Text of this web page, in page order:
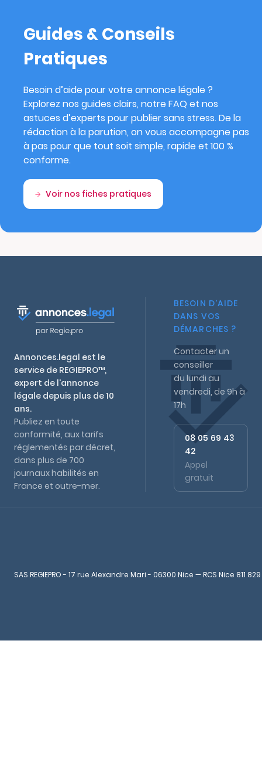
Guides & Conseils
Pratiques
Besoin d’aide pour votre annonce légale ?
Explorez nos guides clairs, notre FAQ et nos
astuces d’experts pour publier sans stress. De la
rédaction à la parution, on vous accompagne pas
à pas pour que tout soit simple, rapide et 100 %
conforme.
Voir nos fiches pratiques
Annonces.legal est le
service de REGIEPRO™,
expert de l'annonce
légale depuis plus de 10
ans.
Publiez en toute
conformité, aux tarifs
réglementés par décret,
dans plus de 700
journaux habilités en
France et outre-mer.
BESOIN D'AIDE
DANS VOS
DÉMARCHES ?
Contacter un
conseiller
du lundi au
vendredi, de 9h à
17h
08 05 69 43
42
Appel
gratuit
SAS REGIEPRO - 17 rue Alexandre Mari - 06300 Nice — RCS Nice 811